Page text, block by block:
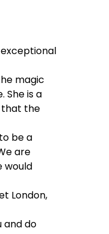
magic
She is a
that the
be a
are
would
London,
and do